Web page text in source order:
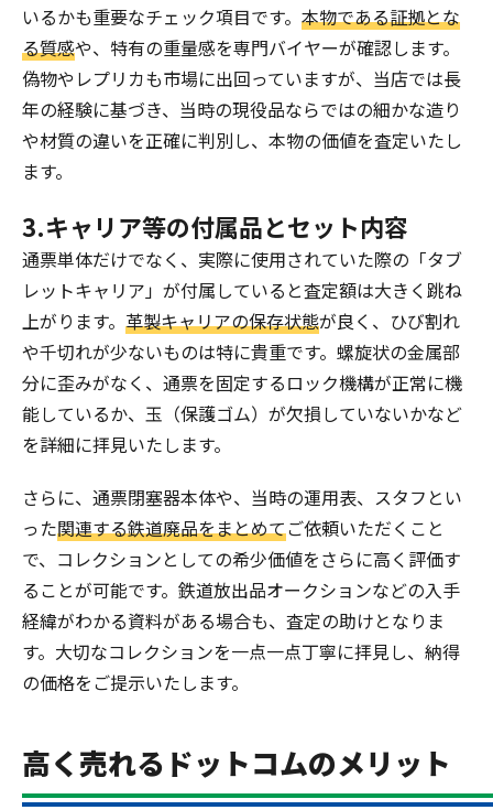
いるかも重要なチェック項目です。 本物である証拠とな
る質感や、特有の重量感を専門バイヤーが確認します。
偽物やレプリカも市場に出回っていますが、当店では長
年の経験に基づき、当時の現役品ならではの細かな造り
や材質の違いを正確に判別し、本物の価値を査定いたし
ます。
3.キャリア等の付属品とセット内容
通票単体だけでなく、実際に使用されていた際の「タブ
レットキャリア」が付属していると査定額は大きく跳ね
上がります。 革製キャリアの保存状態が良く、ひび割れ
や千切れが少ないものは特に貴重です。螺旋状の金属部
分に歪みがなく、通票を固定するロック機構が正常に機
能しているか、玉（保護ゴム）が欠損していないかなど
を詳細に拝見いたします。
さらに、通票閉塞器本体や、当時の運用表、スタフとい
った関連する鉄道廃品をまとめてご依頼いただくこと
で、コレクションとしての希少価値をさらに高く評価す
ることが可能です。鉄道放出品オークションなどの入手
経緯がわかる資料がある場合も、査定の助けとなりま
す。大切なコレクションを一点一点丁寧に拝見し、納得
の価格をご提示いたします。
高く売れるドットコムのメリット